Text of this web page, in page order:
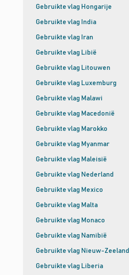
Gebruikte vlag Hongarije
Gebruikte vlag India
Gebruikte vlag Iran
Gebruikte vlag Libië
Gebruikte vlag Litouwen
Gebruikte vlag Luxemburg
Gebruikte vlag Malawi
Gebruikte vlag Macedonië
Gebruikte vlag Marokko
Gebruikte vlag Myanmar
Gebruikte vlag Maleisië
Gebruikte vlag Nederland
Gebruikte vlag Mexico
Gebruikte vlag Malta
Gebruikte vlag Monaco
Gebruikte vlag Namibië
Gebruikte vlag Nieuw-Zeeland
Gebruikte vlag Liberia